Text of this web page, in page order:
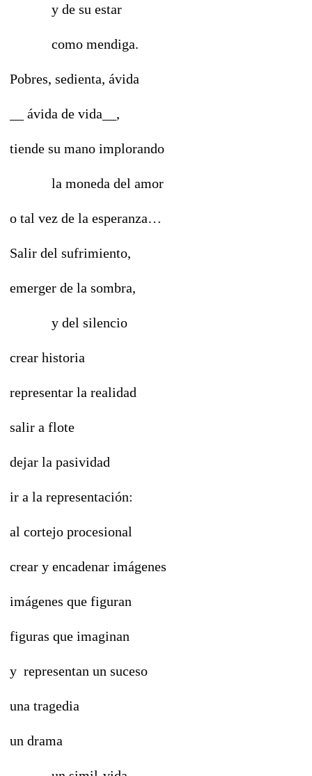
y de su estar
como mendiga.
Pobres, sedienta, ávida
__ ávida de vida__,
tiende su mano implorando
la moneda del amor
o tal vez de la esperanza…
Salir del sufrimiento,
emerger de la sombra,
y del silencio
crear historia
representar la realidad
salir a flote
dejar la pasividad
ir a la representación:
al cortejo procesional
crear y encadenar imágenes
imágenes que figuran
figuras que imaginan
y representan un suceso
una tragedia
un drama